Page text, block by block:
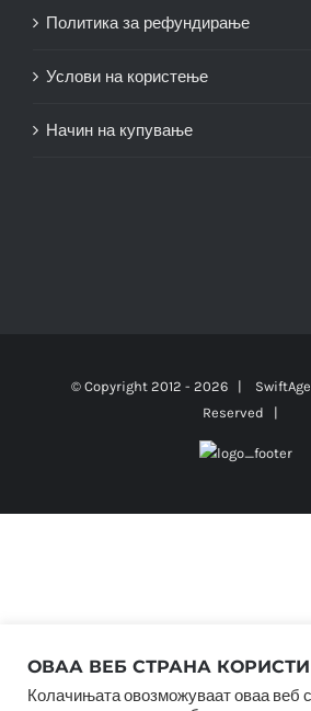
Политика за рефундирање
Услови на користење
Начин на купување
© Copyright 2012 - 2026 |
Reserved |
ОВАА ВЕБ СТРАНА
Колачињата овозможуваат оваа веб